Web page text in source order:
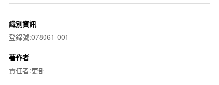
識別資訊
登錄號:078061-001
著作者
責任者:吏部